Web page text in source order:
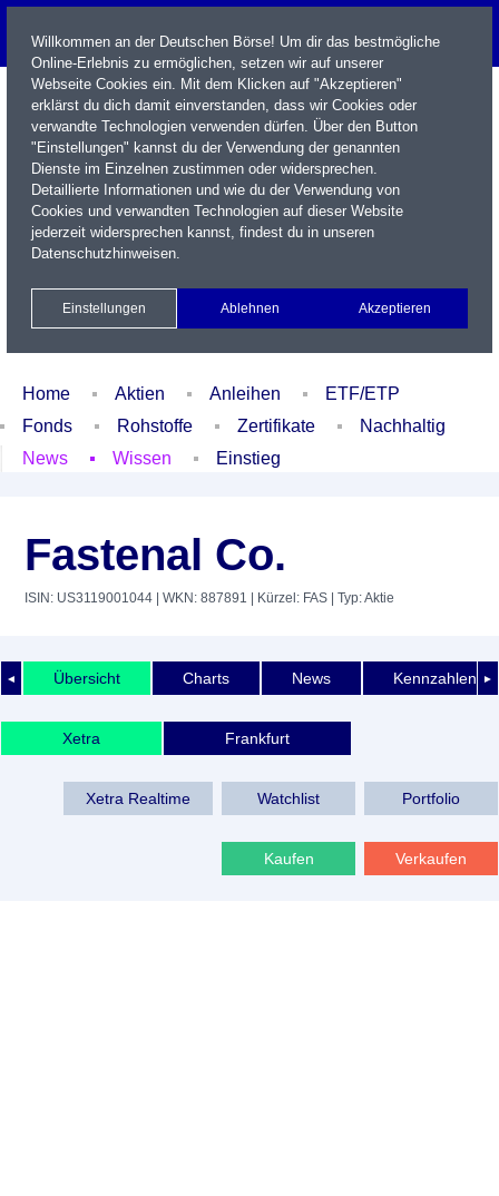
Name / WKN / ISIN / Kürzel
Xetra Realtime
Watchlist Portfolio Login
Home Aktien Anleihen
ETF/ETP
Fonds
Rohstoffe Zertifikate
Nachhaltig
News
Wissen Einstieg
Fastenal Co.
ISIN: US3119001044 | WKN: 887891 | Kürzel: FAS | Typ: Aktie
◄ ►
Übersicht Charts News Kennzahlen
Xetra Frankfurt
Xetra Realtime Watchlist Portfolio
Kaufen Verkaufen
Willkommen an der Deutschen Börse! Um dir das bestmögliche
Online-Erlebnis zu ermöglichen, setzen wir auf unserer
Webseite Cookies ein. Mit dem Klicken auf "Akzeptieren"
erklärst du dich damit einverstanden, dass wir Cookies oder
verwandte Technologien verwenden dürfen. Über den Button
"Einstellungen" kannst du der Verwendung der genannten
Dienste im Einzelnen zustimmen oder widersprechen.
Detaillierte Informationen und wie du der Verwendung von
Cookies und verwandten Technologien auf dieser Website
jederzeit widersprechen kannst, findest du in unseren
Datenschutzhinweisen.
Einstellungen Ablehnen Akzeptieren